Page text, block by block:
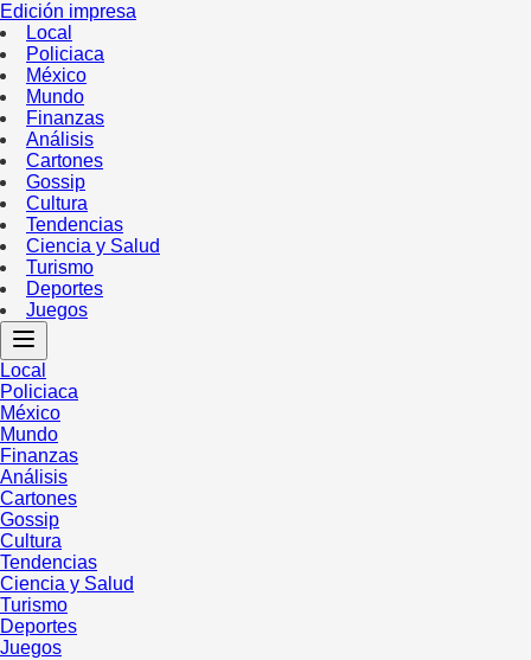
Edición impresa
Local
Policiaca
México
Mundo
Finanzas
Análisis
Cartones
Gossip
Cultura
Tendencias
Ciencia y Salud
Turismo
Deportes
Juegos
Local
Policiaca
México
Mundo
Finanzas
Análisis
Cartones
Gossip
Cultura
Tendencias
Ciencia y Salud
Turismo
Deportes
Juegos